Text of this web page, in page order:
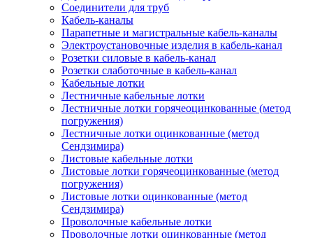
Соединители для труб
Кабель-каналы
Парапетные и магистральные кабель-каналы
Электроустановочные изделия в кабель-канал
Розетки силовые в кабель-канал
Розетки слаботочные в кабель-канал
Кабельные лотки
Лестничные кабельные лотки
Лестничные лотки горячеоцинкованные (метод
погружения)
Лестничные лотки оцинкованные (метод
Сендзимира)
Листовые кабельные лотки
Листовые лотки горячеоцинкованные (метод
погружения)
Листовые лотки оцинкованные (метод
Сендзимира)
Проволочные кабельные лотки
Проволочные лотки оцинкованные (метод